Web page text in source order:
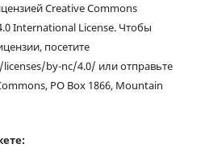
Creative Commons
International License. Чтобы
посетите
by-nc/4.0/ или отправьте
PO Box 1866, Mountain